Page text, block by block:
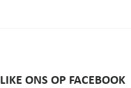
LIKE ONS OP FACEBOOK